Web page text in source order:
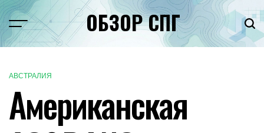
Перейти
к
содержимому
Меню ОБЗОР СПГ
ОПУБЛИКОВАНО
АВСТРАЛИЯ
Американская